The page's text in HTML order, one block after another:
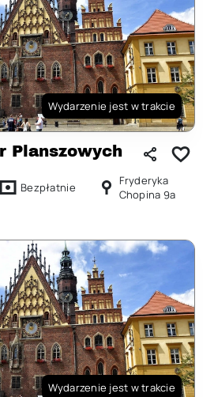
Wydarzenie jest w trakcie
Planszowych
Bezpłatnie
Fryderyka
Chopina 9a
Wydarzenie jest w trakcie